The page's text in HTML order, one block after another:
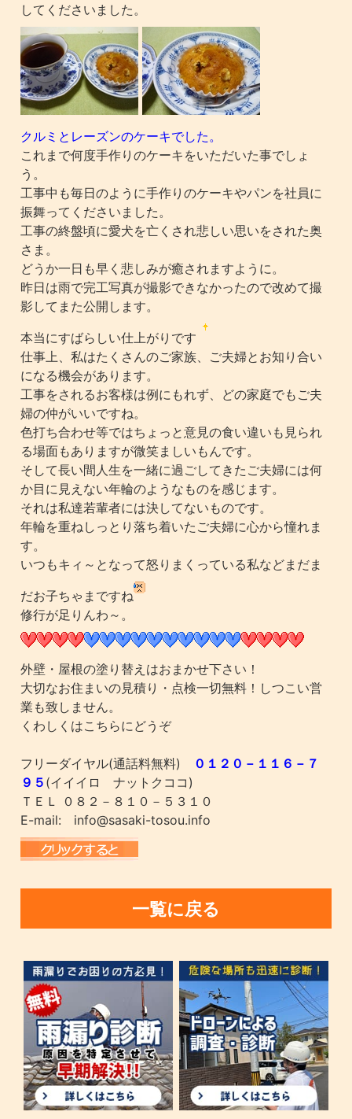
してくださいました。
クルミとレーズンのケーキでした。
これまで何度手作りのケーキをいただいた事でしょ
う。
工事中も毎日のように手作りのケーキやパンを社員に
振舞ってくださいました。
工事の終盤頃に愛犬を亡くされ悲しい思いをされた奥
さま。
どうか一日も早く悲しみが癒されますように。
昨日は雨で完工写真が撮影できなかったので改めて撮
影してまた公開します。
本当にすばらしい仕上がりです
仕事上、私はたくさんのご家族、ご夫婦とお知り合い
になる機会があります。
工事をされるお客様は例にもれず、どの家庭でもご夫
婦の仲がいいですね。
色打ち合わせ等ではちょっと意見の食い違いも見られ
る場面もありますが微笑ましいもんです。
そして長い間人生を一緒に過ごしてきたご夫婦には何
か目に見えない年輪のようなものを感じます。
それは私達若輩者には決してないものです。
年輪を重ねしっとり落ち着いたご夫婦に心から憧れま
す。
いつもキィ～となって怒りまくっている私などまだま
だお子ちゃまですね
修行が足りんわ～。
外壁・屋根の塗り替えはおまかせ下さい！
大切なお住まいの見積り・点検一切無料！しつこい営
業も致しません。
くわしくはこちらにどうぞ
フリーダイヤル(通話料無料)
０１２０－１１６－７
９５ (イイイロ ナットクココ)
ＴＥＬ ０８２－８１０－５３１０
E-mail: info@sasaki-tosou.info
一覧に戻る